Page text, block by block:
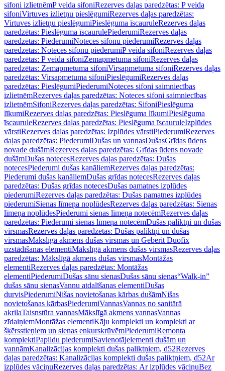
sifoni izlietnēmP veida sifoniRezerves daļas paredzētas: P veida
sifoniVirtuves izlietņu pieslēgumiRezerves daļas paredzētas:
Virtuves izlietņu pieslēgumiPieslēguma īscauruleRezerves daļas
paredzētas: Pieslēguma īscaurulePiederumiRezerves daļas
paredzētas: PiederumiNoteces sifonu piederumiRezerves daļas
paredzētas: Noteces sifonu piederumiP veida sifoniRezerves daļas
paredzētas: P veida sifoniZemapmetuma sifoniRezerves daļas
paredzētas: Zemapmetuma sifoniVirsapmetuma sifoniRezerves daļas
paredzētas: Virsapmetuma sifoniPieslēgumiRezerves daļas
paredzētas: PieslēgumiPiederumiNoteces sifoni saimniecības
izlietnēmRezerves daļas paredzētas: Noteces sifoni saimniecības
izlietnēmSifoniRezerves daļas paredzētas: SifoniPieslēguma
līkumiRezerves daļas paredzētas: Pieslēguma līkumiPieslēguma
īscauruleRezerves daļas paredzētas: Pieslēguma īscauruleIzplūdes
vārstiRezerves daļas paredzētas: Izplūdes vārstiPiederumiRezerves
daļas paredzētas: PiederumiDušas un vannasDušasGrīdas ūdens
novade dušāmRezerves daļas paredzētas: Grīdas ūdens novade
dušāmDušas notecesRezerves daļas paredzētas: Dušas
notecesPiederumi dušas kanāliemRezerves daļas paredzētas:
Piederumi dušas kanāliemDušas grīdas notecesRezerves daļas
paredzētas: Dušas grīdas notecesDušas pamatnes izplūdes
piederumiRezerves daļas paredzētas: Dušas pamatnes izplūdes
piederumiSienas līmeņa noplūdesRezerves daļas paredzētas: Sienas
līmeņa noplūdesPiederumi sienas līmeņa notecēmRezerves daļas
paredzētas: Piederumi sienas līmeņa notecēmDušas paliktņi un dušas
virsmasRezerves daļas paredzētas: Dušas paliktņi un dušas
virsmasMākslīgā akmens dušas virsmas un Geberit Duofix
uzstādīšanas elementiMākslīgā akmens dušas virsmasRezerves daļas
paredzētas: Mākslīgā akmens dušas virsmasMontāžas
elementiRezerves daļas paredzētas: Montāžas
elementiPiederumiDušas sānu sienasDušas sānu sienas“Walk-in”
dušas sānu sienasVannu atdalīšanas elementiDušas
durvisPiederumiNišas novietošanas kārbas dušāmNišas
novietošanas kārbasPiederumiVannasVannas no sanitārā
akrilaTaisnstūra vannasMākslīgā akmens vannasVannas
zīdaiņiemMontāžas elementiKāju komplekti un komplekti ar
šķērsstieņiem un sienas enkurskrūvēmPiederumiRemonta
komplektiPapildu piederumiSavienotājelementi dušām un
vannāmKanalizācijas komplekti dušas paliktņiem, d52Rezerves
daļas paredzētas: Kanalizācijas komplekti dušas paliktņiem, d52Ar
izplūdes vāciņuRezerves daļas paredzētas: Ar izplūdes vāciņuBez